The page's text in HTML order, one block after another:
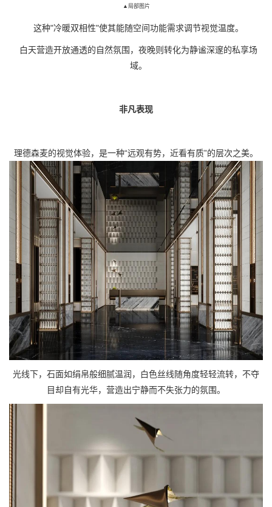
▲局部图片
这种"冷暖双相性"使其能随空间功能需求调节视觉温度。
白天营造开放通透的自然氛围，夜晚则转化为静谧深邃的私享场
域。
非凡表现
理德森麦的视觉体验，是一种“远观有势，近看有质”的层次之美。
光线下，石面如绢帛般细腻温润，白色丝线随角度轻轻流转，不夺
目却自有光华，营造出宁静而不失张力的氛围。